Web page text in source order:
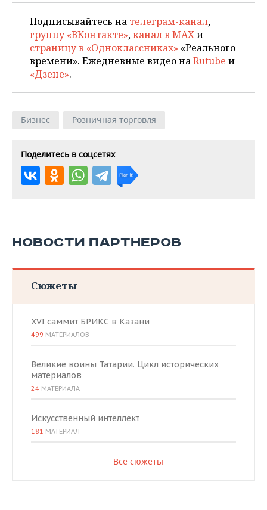
Подписывайтесь на телеграм-канал,
группу «ВКонтакте»,канал в MAXи
страницу в «Одноклассниках» «Реального
времени». Ежедневные видео наRutube и
«Дзене».
Бизнес Розничная торговля
Поделитесь в соцсетях
НОВОСТИ ПАРТНЕРОВ
Сюжеты
XVI саммит БРИКС в Казани
499 МАТЕРИАЛОВ
Великие воины Татарии. Цикл исторических
материалов
24 МАТЕРИАЛА
Искусственный интеллект
181 МАТЕРИАЛ
Все сюжеты